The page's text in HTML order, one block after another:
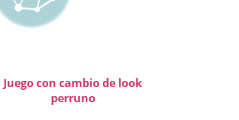
Juego con cambio de look
perruno